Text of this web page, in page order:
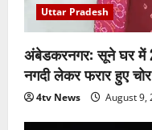
Uttar Pradesh
अंबेडकरनगर: सूने घर में
नगदी लेकर फरार हुए चोर
4tv News August 9,